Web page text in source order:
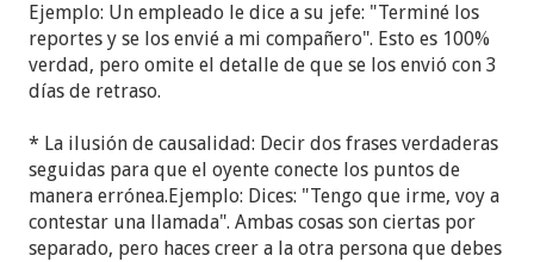
Ejemplo: Un empleado le dice a su jefe: "Terminé los
reportes y se los envié a mi compañero". Esto es 100%
verdad, pero omite el detalle de que se los envió con 3
días de retraso.
* La ilusión de causalidad: Decir dos frases verdaderas
seguidas para que el oyente conecte los puntos de
manera errónea.Ejemplo: Dices: "Tengo que irme, voy a
contestar una llamada". Ambas cosas son ciertas por
separado, pero haces creer a la otra persona que debes